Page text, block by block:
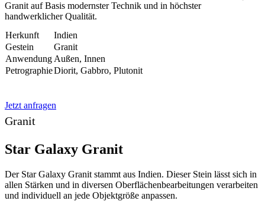
Granit auf Basis modernster Technik und in höchster
handwerklicher Qualität.
Herkunft
Indien
Gestein
Granit
Anwendung Außen, Innen
PetrographieDiorit, Gabbro, Plutonit
Jetzt anfragen
Granit
Star Galaxy Granit
Der Star Galaxy Granit stammt aus Indien. Dieser Stein lässt sich in
allen Stärken und in diversen Oberflächenbearbeitungen verarbeiten
und individuell an jede Objektgröße anpassen.